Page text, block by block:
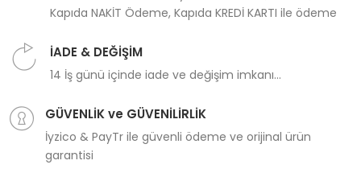
Kapıda NAKİT Ödeme, Kapıda KREDİ KARTI ile ödeme
İADE & DEĞİŞİM
14 İş günü içinde iade ve değişim imkanı...
GÜVENLİK ve GÜVENİLİRLİK
İyzico & PayTr ile güvenli ödeme ve orijinal ürün
garantisi